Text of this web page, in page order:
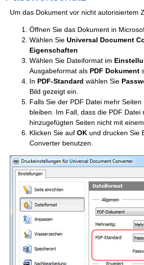
Um das Dokument vor nicht autorisiertem
Öffnen Sie das Dokument in
Wählen Sie Universal Document
Eigenschaften
Wählen Sie Dateiformat im
Ausgabeformat als PDF Dokument
In PDF-Standard wählen Sie
Bild gezeigt ein.
Falls Sie der PDF Datei mehr
bleiben. Im Fall, dass die PDF
hinzugefügten Seiten nicht mit
Klicken Sie auf OK und drucken Sie
Converter benutzen.